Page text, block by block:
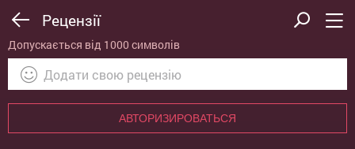
Рецензії
Допускається від 1000 символів
АВТОРИЗИРОВАТЬСЯ